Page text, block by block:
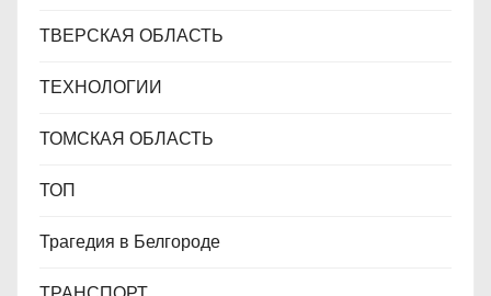
ТВЕРСКАЯ ОБЛАСТЬ
ТЕХНОЛОГИИ
ТОМСКАЯ ОБЛАСТЬ
ТОП
Трагедия в Белгороде